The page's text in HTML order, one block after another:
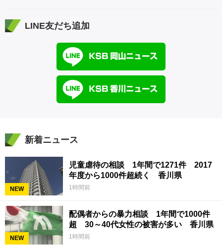
LINE友だち追加
新着ニュース
NEW
児童虐待の相談 1年間で1271件 2017
年度から1000件超続く 香川県
1時間前
NEW
配偶者からの暴力相談 1年間で1000件
超 30～40代女性の被害が多い 香川県
1時間前